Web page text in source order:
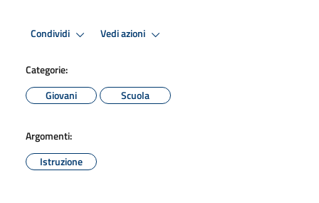
Condividi Vedi azioni
Categorie:
Giovani
Scuola
Argomenti:
Istruzione